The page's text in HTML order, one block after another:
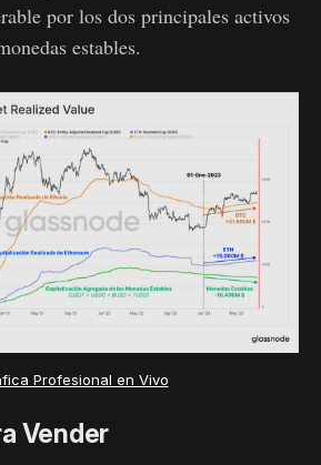
por los dos principales activos
estables.
Profesional en Vivo
Vender